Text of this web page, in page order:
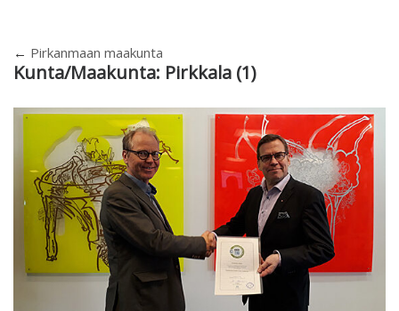
← Pirkanmaan maakunta
Kunta/Maakunta: Pirkkala (1)